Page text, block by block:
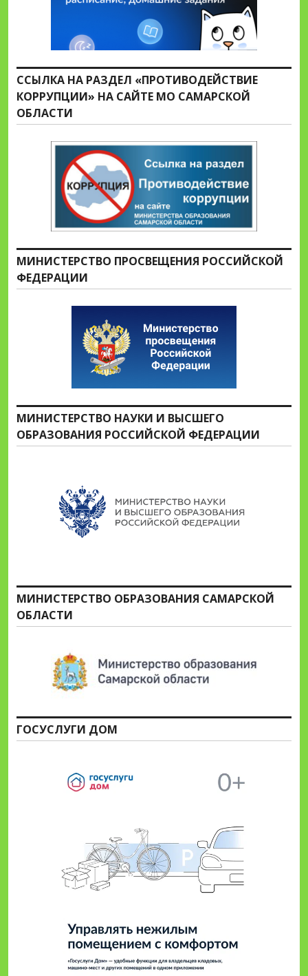
ССЫЛКА НА РАЗДЕЛ «ПРОТИВОДЕЙСТВИЕ
КОРРУПЦИИ» НА САЙТЕ МО САМАРСКОЙ
ОБЛАСТИ
МИНИСТЕРСТВО ПРОСВЕЩЕНИЯ РОССИЙСКОЙ
ФЕДЕРАЦИИ
МИНИСТЕРСТВО НАУКИ И ВЫСШЕГО
ОБРАЗОВАНИЯ РОССИЙСКОЙ ФЕДЕРАЦИИ
МИНИСТЕРСТВО ОБРАЗОВАНИЯ САМАРСКОЙ
ОБЛАСТИ
ГОСУСЛУГИ ДОМ